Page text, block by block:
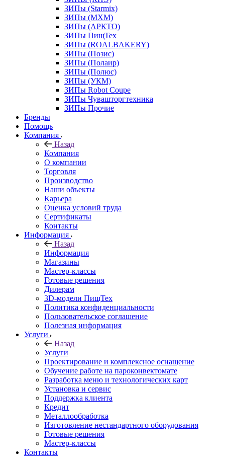
ЗИПы (Starmix)
ЗИПы (МХМ)
ЗИПы (АРКТО)
ЗИПы ПищТех
ЗИПы (ROALBAKERY)
ЗИПы (Позис)
ЗИПы (Полаир)
ЗИПы (Полюс)
ЗИПы (УКМ)
ЗИПы Robot Coupe
ЗИПы Чувашторгтехника
ЗИПы Прочие
Бренды
Помощь
Компания
Назад
Компания
О компании
Торговля
Производство
Наши объекты
Карьера
Оценка условий труда
Сертификаты
Контакты
Информация
Назад
Информация
Магазины
Мастер-классы
Готовые решения
Дилерам
3D-модели ПищТех
Политика конфиденциальности
Пользовательское соглашение
Полезная информация
Услуги
Назад
Услуги
Проектирование и комплексное оснащение
Обучение работе на пароконвектомате
Разработка меню и технологических карт
Установка и сервис
Поддержка клиента
Кредит
Металлообработка
Изготовление нестандартного оборудования
Готовые решения
Мастер-классы
Контакты